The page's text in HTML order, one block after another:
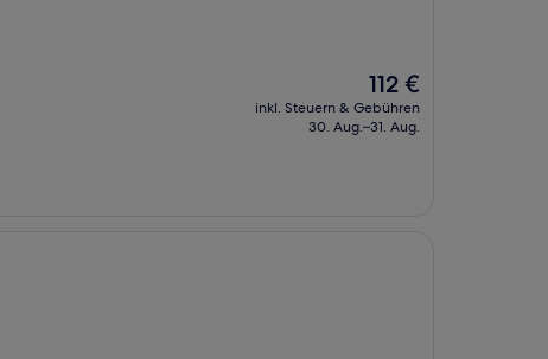
Der
Preis
beträgt
112 €
inkl. Steuern & Gebühren
30. Aug.–31. Aug.